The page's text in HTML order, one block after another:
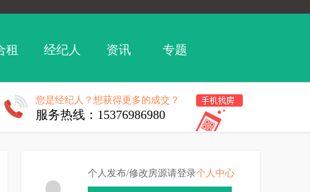
租 经纪人 资讯 专题
您是经纪人？想获得更多的成交？
服务热线：15376986980
个人发布/修改房源请登录个人中心